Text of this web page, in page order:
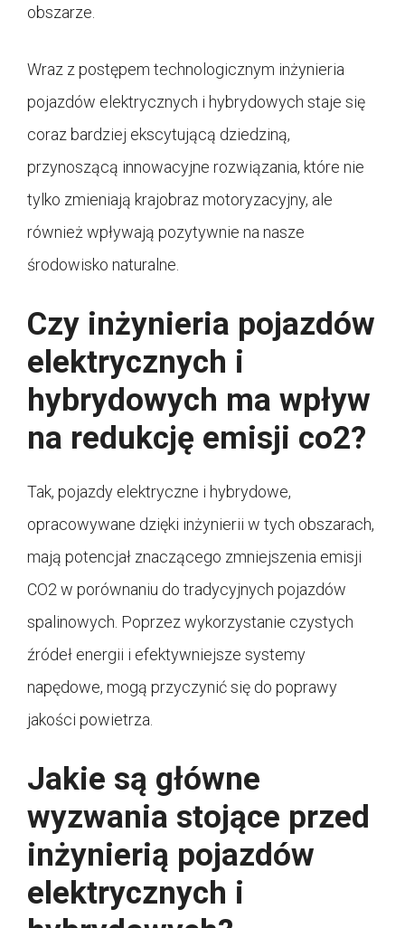
obszarze.
Wraz z postępem technologicznym inżynieria
pojazdów elektrycznych i hybrydowych staje się
coraz bardziej ekscytującą dziedziną,
przynoszącą innowacyjne rozwiązania, które nie
tylko zmieniają krajobraz motoryzacyjny, ale
również wpływają pozytywnie na nasze
środowisko naturalne.
Czy inżynieria pojazdów
elektrycznych i
hybrydowych ma wpływ
na redukcję emisji co2?
Tak, pojazdy elektryczne i hybrydowe,
opracowywane dzięki inżynierii w tych obszarach,
mają potencjał znaczącego zmniejszenia emisji
CO2 w porównaniu do tradycyjnych pojazdów
spalinowych. Poprzez wykorzystanie czystych
źródeł energii i efektywniejsze systemy
napędowe, mogą przyczynić się do poprawy
jakości powietrza.
Jakie są główne
wyzwania stojące przed
inżynierią pojazdów
elektrycznych i